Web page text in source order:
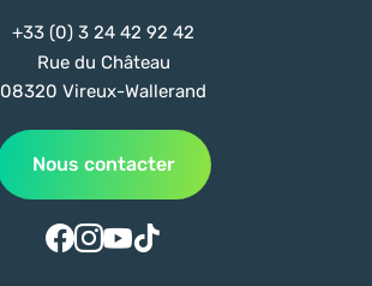
+33 (0) 3 24 42 92 42
Rue du Château
08320 Vireux-Wallerand
Nous contacter
Suivez-nous sur Facebook
Suivez-nous sur Instagram
Suivez-nous sur Youtube
Suivez-nous sur Tiktok